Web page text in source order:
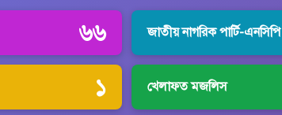
৬৬ জাতীয় নাগরিক পার্টি-এনসিপি
১ খেলাফত মজলিস